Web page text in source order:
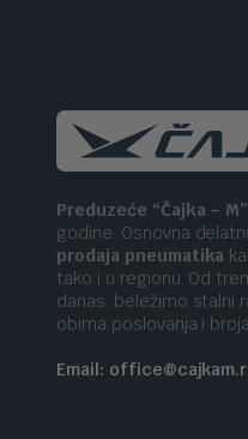
Preduzeće “Čajka – M”
godine. Osnovna
prodaja pneumatika
tako i u regionu. Od
danas, beležimo stalni
obima poslovanja i
Email: